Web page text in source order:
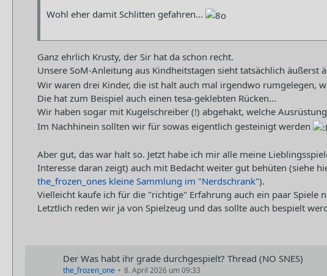
Wohl eher damit Schlitten gefahren...
Ganz ehrlich Krusty, der Sir hat da schon recht.
Unsere SoM-Anleitung aus Kindheitstagen sieht tatsächlich äußerst
Wir waren drei Kinder, die ist halt auch mal irgendwo rumgelegen,
Die hat zum Beispiel auch einen tesa-geklebten Rücken...
Wir haben sogar mit Kugelschreiber (!) abgehakt, welche
Im Nachhinein sollten wir für sowas eigentlich gesteinigt werden
Aber gut, das war halt so. Jetzt habe ich mir alle meine
Interesse daran zeigt) auch mit Bedacht weiter gut behüten (siehe
the_frozen_ones kleine Sammlung im "Nerdschrank").
Vielleicht kaufe ich für die "richtige" Erfahrung auch ein paar
Letztlich reden wir ja von Spielzeug und das sollte auch bespielt
Der Was habt ihr grade durchgespielt? Thread (NO SNES)
the_frozen_one 8. April 2026 um 09:33